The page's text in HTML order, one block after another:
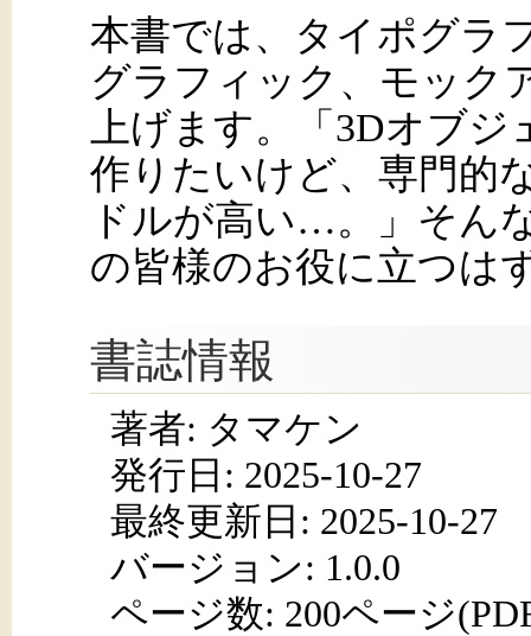
本書では、タイポグラ
グラフィック、モック
上げます。「3Dオブ
作りたいけど、専門的
ドルが高い…。」そん
の皆様のお役に立つは
書誌情報
著者: タマケン
発行日: 2025-10-27
最終更新日: 2025-10-27
バージョン: 1.0.0
ページ数: 200ページ